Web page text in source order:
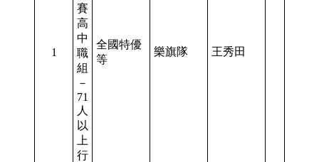
1
賽
高
中
職
組
－
71
人
以
上
行
全國特優
等
樂旗隊 王秀田